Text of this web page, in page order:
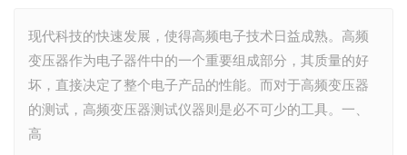
现代科技的快速发展，使得高频电子技术日益成熟。高频
变压器作为电子器件中的一个重要组成部分，其质量的好
坏，直接决定了整个电子产品的性能。而对于高频变压器
的测试，高频变压器测试仪器则是必不可少的工具。一、
高